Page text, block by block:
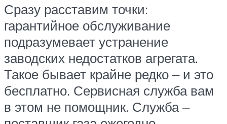
Сразу расставим точки:
гарантийное обслуживание
подразумевает устранение
заводских недостатков агрегата.
Такое бывает крайне редко ‒ и это
бесплатно. Сервисная служба вам
в этом не помощник. Служба ‒